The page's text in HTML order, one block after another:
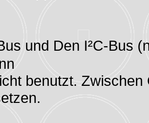
und Den I²C-Bus
benutzt.